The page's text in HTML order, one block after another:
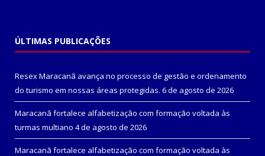
ÚLTIMAS PUBLICAÇÕES
Resex Maracanã avança no processo de gestão e ordenamento
do turismo em nossas áreas protegidas. 6 de agosto de 2026
Maracanã fortalece alfabetização com formação voltada às
turmas multiano 4 de agosto de 2026
Maracanã fortalece alfabetização com formação voltada às